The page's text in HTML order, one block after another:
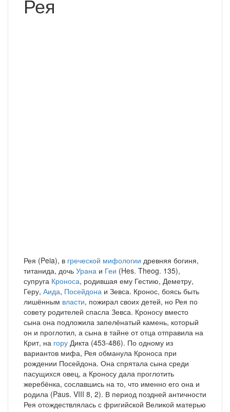
Рея
Рея (Peia), в греческой мифологии древняя богиня,
титанида, дочь Урана и Геи (Hes. Theog. 135),
супруга Кроноса, родившая ему Гестию, Деметру,
Геру, Аида, Посейдона и Зевса. Кронос, боясь быть
лишённым власти, пожирал своих детей, но Рея по
совету родителей спасла Зевса. Кроносу вместо
сына она подложила запелёнатый камень, который
он и проглотил, а сына в тайне от отца отправила на
Крит, на гору Дикта (453-486). По одному из
вариантов мифа, Рея обманула Кроноса при
рождении Посейдона. Она спрятала сына среди
пасущихся овец, а Кроносу дала проглотить
жеребёнка, сославшись на то, что именно его она и
родила (Paus. VIII 8, 2). В период поздней античности
Рея отождествлялась с фригийской Великой матерью